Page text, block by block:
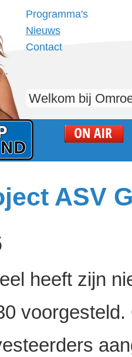
Programma's
Nieuws
Contact
Welkom bij
ASV
heeft zijn